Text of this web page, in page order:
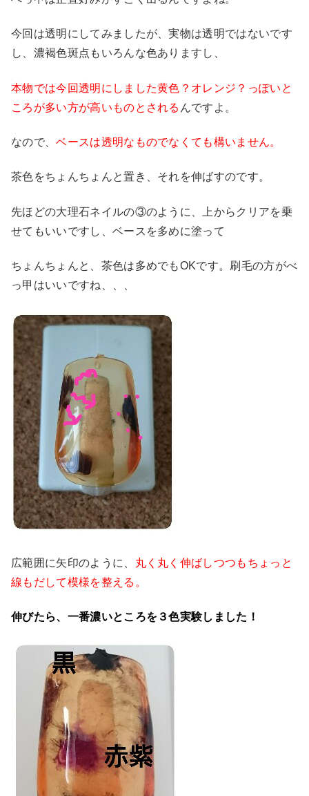
今回は透明にしてみましたが、実物は透明ではないです
し、濃褐色斑点もいろんな色ありますし、
本物では今回透明にしました黄色？オレンジ？っぽいと
ころが多い方が高いものとされる んですよ。
なので、ベースは透明なものでなくても構いません。
茶色をちょんちょんと置き、それを伸ばすのです。
先ほどの大理石ネイルの③のように、上からクリアを乗
せてもいいですし、ベースを多めに塗って
ちょんちょんと、茶色は多めでもOKです。刷毛の方がべ
っ甲はいいですね、、、
広範囲に矢印のように、 丸く丸く伸ばしつつもちょっと
線もだして模様を整える。
伸びたら、一番濃いところを３色実験しました！